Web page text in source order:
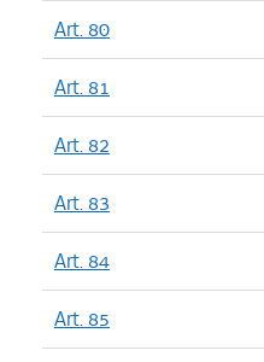
Art. 80
Art. 81
Art. 82
Art. 83
Art. 84
Art. 85